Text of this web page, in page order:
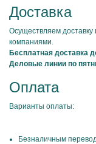
Доставка
Осуществляем
компаниями.
Бесплатная доставка
Деловые линии по
Оплата
Варианты оплаты:
Безналичным